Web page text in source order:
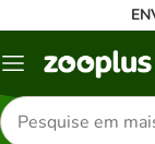
Menu
Pesquisar
produtos